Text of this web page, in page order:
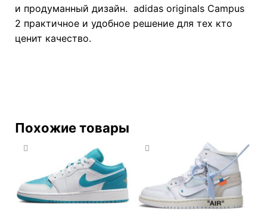
и продуманный дизайн. adidas originals Campus
2 практичное и удобное решение для тех кто
ценит качество.
Похожие товары